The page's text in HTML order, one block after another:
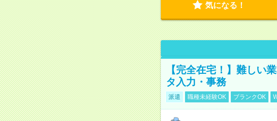
気になる！
【完全在宅！】難しい
タ入力・事務
派遣 職種未経験OK ブランクOK